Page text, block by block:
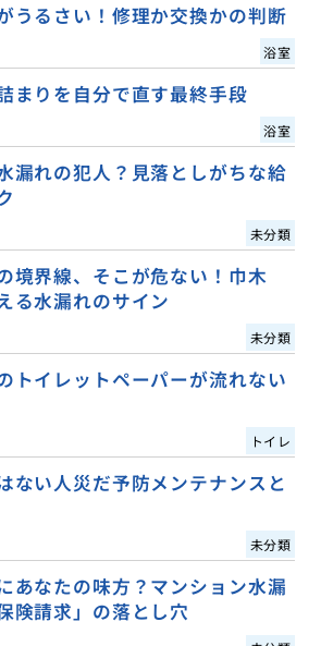
うるさい！修理か交換かの判断
浴室
まりを自分で直す最終手段
浴室
漏れの犯人？見落としがちな給
未分類
境界線、そこが危ない！巾木
る水漏れのサイン
未分類
トイレットペーパーが流れない
トイレ
ない人災だ予防メンテナンスと
未分類
あなたの味方？マンション水漏
険請求」の落とし穴